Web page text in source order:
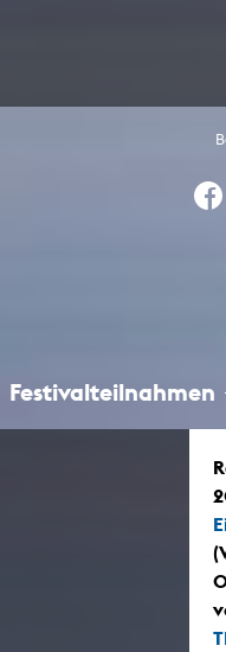
Festivalteilnahmen